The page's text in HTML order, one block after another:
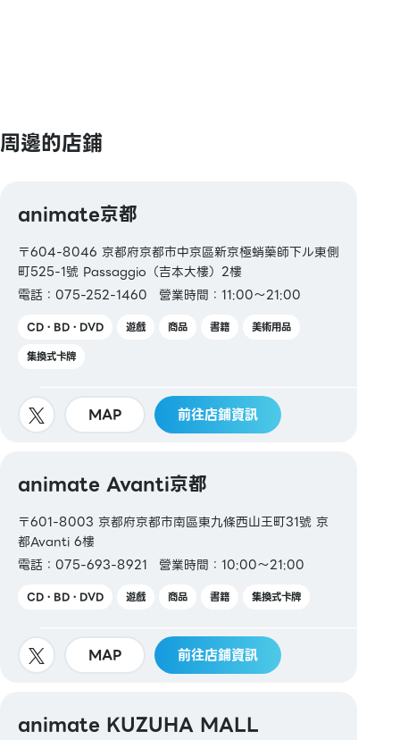
※ HOP卡積分僅限使用現金、Heiwado商品券、HOP
Money或HOP信用卡時累積
周邊的店鋪
animate京都
〒604-8046 京都府京都市中京區新京極蛸藥師下ル東側
町525-1號 Passaggio（吉本大樓）2樓
電話：075-252-1460
營業時間：11:00～21:00
CD・BD・DVD 遊戲 商品 書籍
美術用品
集換式卡牌
MAP 前往店鋪資訊
animate Avanti京都
〒601-8003 京都府京都市南區東九條西山王町31號 京
都Avanti 6樓
電話：075-693-8921
營業時間：10:00～21:00
CD・BD・DVD 遊戲 商品 書籍 集換式卡牌
MAP 前往店鋪資訊
animate KUZUHA MALL